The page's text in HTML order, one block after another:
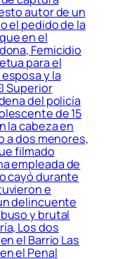
autor de un
el pedido de la
en el
Femicidio
para el
y la
Superior
del policía
de 15
la cabeza en
a dos menores,
filmado
empleada de
cayó durante
e
delincuente
y brutal
Los dos
el Barrio Las
el Penal